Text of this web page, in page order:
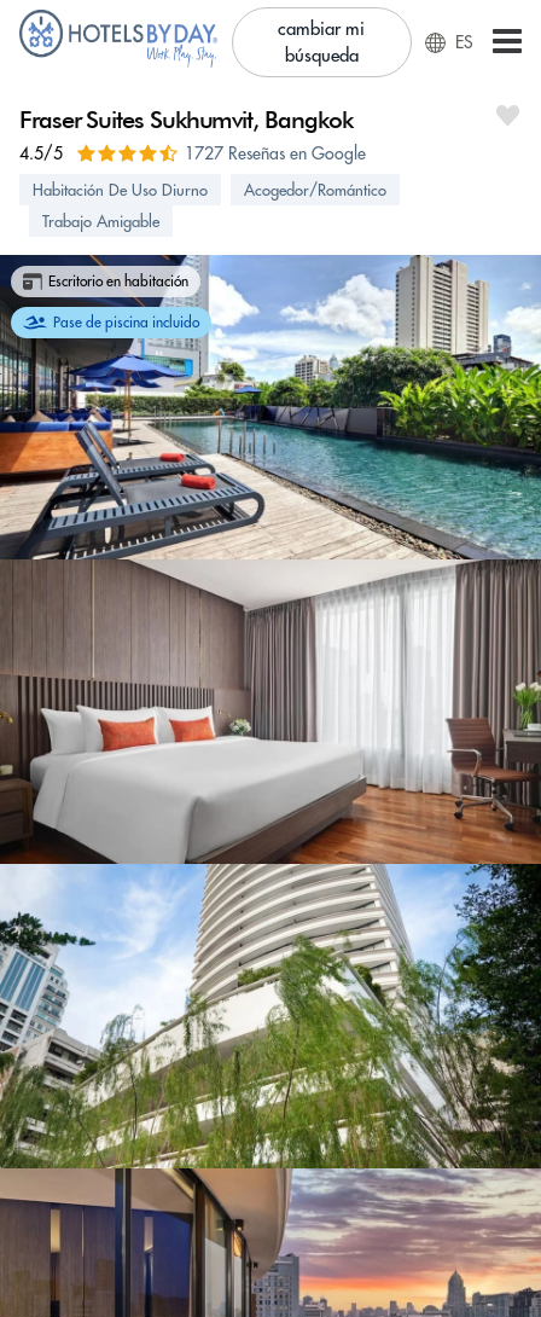
cambiar mi
búsqueda
ES
Fraser Suites Sukhumvit, Bangkok
4.5/5 1727 Reseñas en Google
Habitación De Uso Diurno
Acogedor/Romántico
Trabajo Amigable
Escritorio en habitación
Pase de piscina incluido